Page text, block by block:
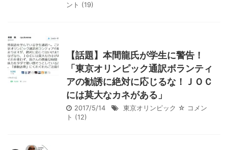
ント (19)
【話題】本間龍氏が学生に警告！
「東京オリンピック通訳ボランティ
アの勧誘に絶対に応じるな！ＪＯＣ
には莫大なカネがある」
2017/5/14 東京オリンピック ☆ コメン
ト (12)